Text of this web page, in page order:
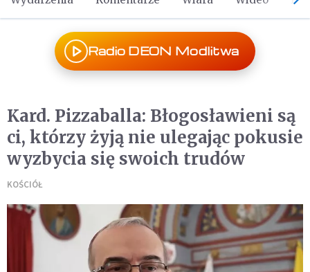
Radio DEON Modlitwa
Kard. Pizzaballa: Błogosławieni są
ci, którzy żyją nie ulegając pokusie
wyzbycia się swoich trudów
KOŚCIÓŁ